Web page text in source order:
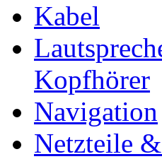
Kabel
Kopfhörer
Navigation
Netzteile